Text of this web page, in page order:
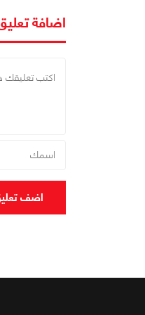
اضافة
اضف